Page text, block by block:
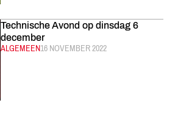
Technische Avond op dinsdag 6
december
CATEGORIE:
ALGEMEENGEPUBLICEERD:
16 NOVEMBER 2022